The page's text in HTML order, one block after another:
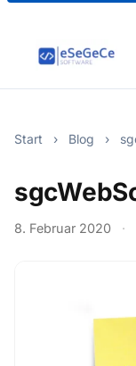
Start › Blog ›
8. Februar 2020 ·